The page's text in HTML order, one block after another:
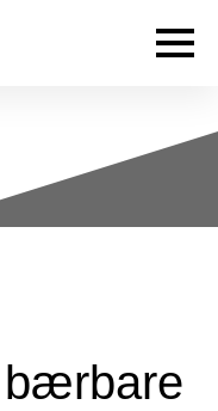
bærbare